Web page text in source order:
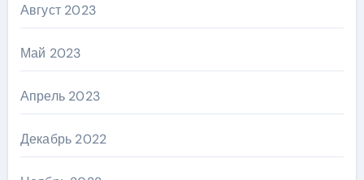
Август 2023
Май 2023
Апрель 2023
Декабрь 2022